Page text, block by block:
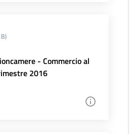
- Commercio al
2016